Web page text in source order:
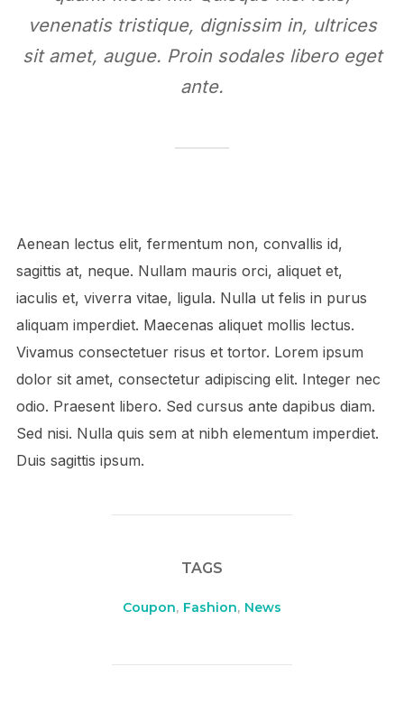
venenatis tristique, dignissim in, ultrices
sit amet, augue. Proin sodales libero eget
ante.
Aenean lectus elit, fermentum non, convallis id,
sagittis at, neque. Nullam mauris orci, aliquet et,
iaculis et, viverra vitae, ligula. Nulla ut felis in purus
aliquam imperdiet. Maecenas aliquet mollis lectus.
Vivamus consectetuer risus et tortor. Lorem ipsum
dolor sit amet, consectetur adipiscing elit. Integer nec
odio. Praesent libero. Sed cursus ante dapibus diam.
Sed nisi. Nulla quis sem at nibh elementum imperdiet.
Duis sagittis ipsum.
TAGS
Coupon, Fashion, News